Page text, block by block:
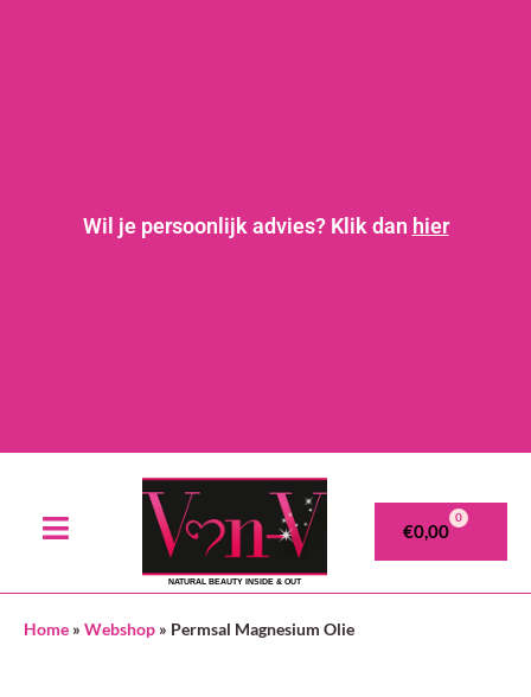
Wil je persoonlijk advies? Klik dan hier
NATURAL BEAUTY INSIDE & OUT
€0,00
0
Home » Webshop » Permsal Magnesium Olie